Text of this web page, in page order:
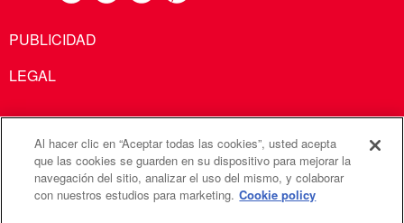
PUBLICIDAD
LEGAL
Comunicaciones Metodistas Unidas es una agencia de la
Iglesia Metodista Unida
©2026Comunicaciones Metodistas Unidas. Reservados
Al hacer clic en “Aceptar todas las cookies”, usted acepta
que las cookies se guarden en su dispositivo para mejorar la
navegación del sitio, analizar el uso del mismo, y colaborar
con nuestros estudios para marketing. Cookie policy